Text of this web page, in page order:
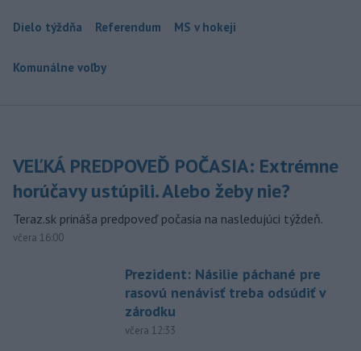
Dielo týždňa Referendum MS v hokeji
Komunálne voľby
VEĽKÁ PREDPOVEĎ POČASIA: Extrémne
horúčavy ustúpili. Alebo žeby nie?
Teraz.sk prináša predpoveď počasia na nasledujúci týždeň.
včera 16:00
Prezident: Násilie páchané pre
rasovú nenávisť treba odsúdiť v
zárodku
včera 12:33